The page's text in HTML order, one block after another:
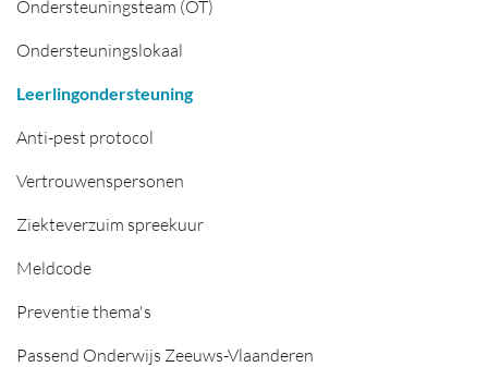
Ondersteuningsteam (OT)
Ondersteuningslokaal
Leerlingondersteuning
Anti-pest protocol
Vertrouwenspersonen
Ziekteverzuim spreekuur
Meldcode
Preventie thema's
Passend Onderwijs Zeeuws-Vlaanderen